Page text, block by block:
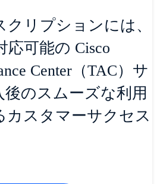
リプションには、
応可能の Cisco
Center（TAC）サ
のスムーズな利用
カスタマーサクセス